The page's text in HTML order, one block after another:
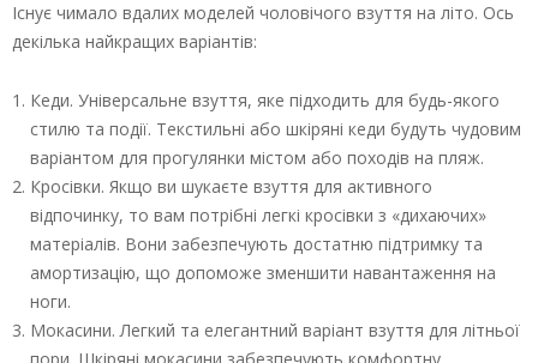
Існує чимало вдалих моделей чоловічого взуття на літо. Ось
декілька найкращих варіантів:
Кеди. Універсальне взуття, яке підходить для будь-якого
стилю та події. Текстильні або шкіряні кеди будуть чудовим
варіантом для прогулянки містом або походів на пляж.
Кросівки. Якщо ви шукаєте взуття для активного
відпочинку, то вам потрібні легкі кросівки з «дихаючих»
матеріалів. Вони забезпечують достатню підтримку та
амортизацію, що допоможе зменшити навантаження на
ноги.
Мокасини. Легкий та елегантний варіант взуття для літньої